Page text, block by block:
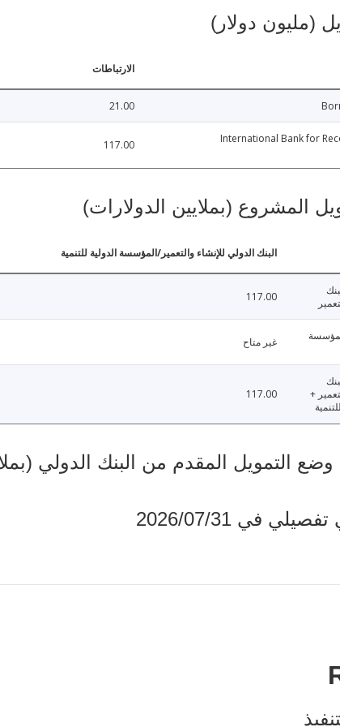
(مليون دولار)
الارتباطات
21.00
International Bank for
117.00
المشروع (بملايين الدولارات)
البنك الدولي للإنشاء والتعمير/المؤسسة الدولية للتنمية
117.00
غير متاح
+
117.00
المقدم من البنك الدولي (بملايين
في 2026/07/31